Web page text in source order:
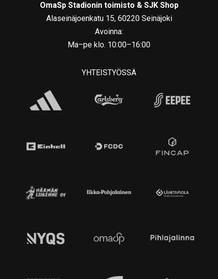
OmaSp Stadionin toimisto & SJK Shop
Alaseinäjoenkatu 15, 60220 Seinäjoki
Avoinna:
Ma–pe klo. 10:00–16:00
YHTEISTYÖSSÄ